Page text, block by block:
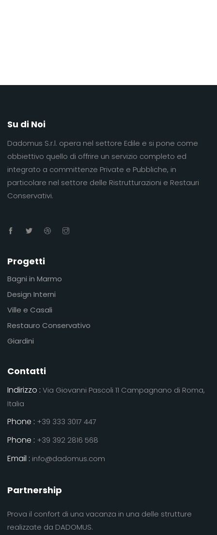
Su di Noi
Dadomus S.r.l. opera nel settore Edile e si pone come
obbiettivo quello di offrire un servizio completo ed
integrato a committenze Private e Pubbliche, in
particolare nel settore delle Ristrutturazioni e Restauri
Conservativi.
Progetti
Bagni in Marmo
Design Interni
Ville e Casali
Restauro Conservativo
Giardini
Contatti
Indirizzo : Via Giovanni Pascoli 11 Campagnano di Roma,
Italia
Phone : +39 333 3017 447
Phone : +39 392 2816 568
Email : info@dadomus.com
Partnership
Prova il confort di una vacanza in una delle strutture
realizzate da DADOMUS.